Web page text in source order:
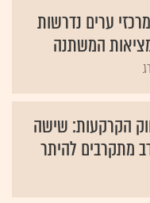
ערים נדרשות
המשתנה
הקרקעות: שישה
מתקרבים להיתר